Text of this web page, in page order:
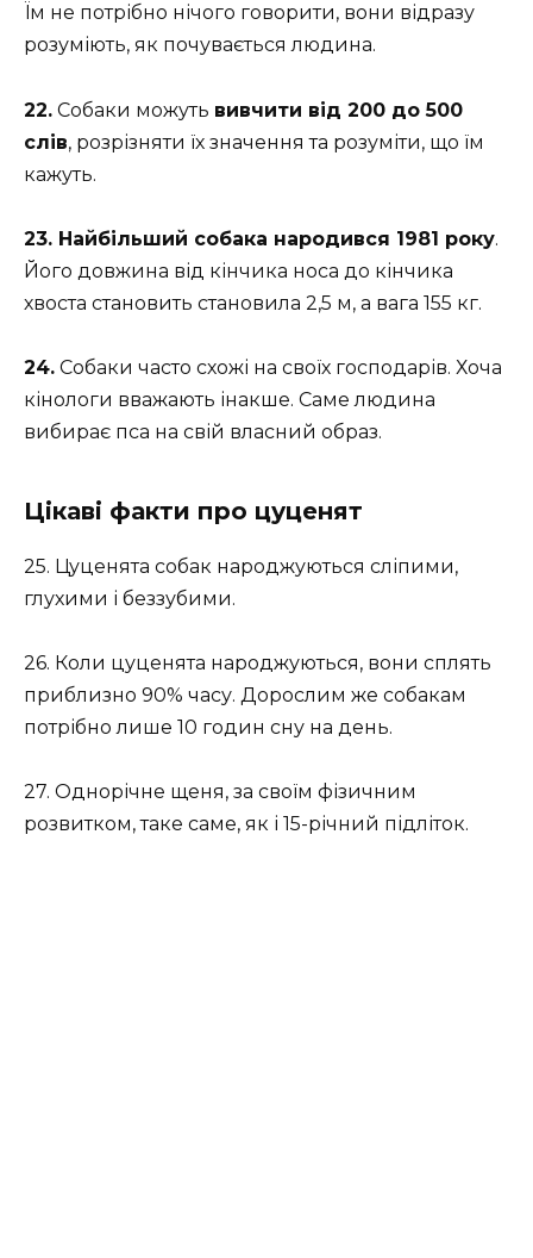
Їм не потрібно нічого говорити, вони відразу
розуміють, як почувається людина.
22. Собаки можуть вивчити від 200 до 500
слів, розрізняти їх значення та розуміти, що їм
кажуть.
23. Найбільший собака народився 1981 року.
Його довжина від кінчика носа до кінчика
хвоста становить становила 2,5 м, а вага 155 кг.
24. Собаки часто схожі на своїх господарів. Хоча
кінологи вважають інакше. Саме людина
вибирає пса на свій власний образ.
Цікаві факти про цуценят
25. Цуценята собак народжуються сліпими,
глухими і беззубими.
26. Коли цуценята народжуються, вони сплять
приблизно 90% часу. Дорослим же собакам
потрібно лише 10 годин сну на день.
27. Однорічне щеня, за своїм фізичним
розвитком, таке саме, як і 15-річний підліток.